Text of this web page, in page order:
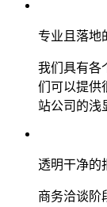
专业且落地
我们具有各
们可以提供
站公司的浅
透明干净的
商务洽谈阶